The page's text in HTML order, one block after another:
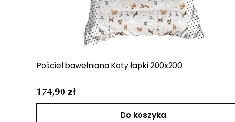
Pościel bawełniana Koty łapki 200x200
174,90 zł
Do koszyka